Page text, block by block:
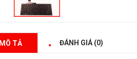
MÔ TẢ ĐÁNH GIÁ (0)